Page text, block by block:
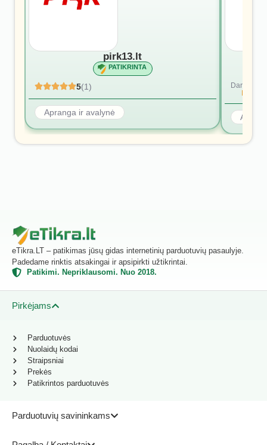
pirk13.lt
PATIKRINTA
5(1)
Apranga ir avalynė
Dar nėra
eTikra.LT – patikimas jūsų gidas internetinių parduotuvių pasaulyje.
Padedame rinktis atsakingai ir apsipirkti užtikrintai.
Patikimi. Nepriklausomi. Nuo 2018.
Pirkėjams
Parduotuvių savininkams
Parduotuvės
Nuolaidų kodai
Straipsniai
Prekės
Patikrintos parduotuvės